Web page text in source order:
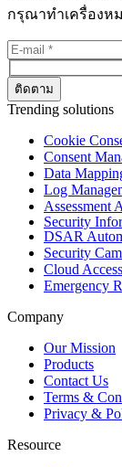
กรุณาทำเครื่องห
Trending solutions
Cookie
Consent
Data
Log
Assessment
Security
DSAR
Security
Cloud
Emergency
Company
Our Mission
Products
Contact Us
Terms &
Privacy &
Resource